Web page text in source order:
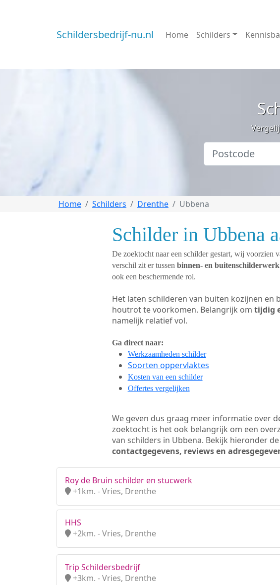
Schildersbedrijf-nu.nl Home Schilders
Home Schilders Drenthe Ubbena
Schilder in Ubbena
De zoektocht naar een schilder gestart, wij voorzien
verschil zit er tussen binnen- en buitenschilderwerk
ook een beschermende rol.
Het laten schilderen van buiten kozijnen
houtrot te voorkomen. Belangrijk om tijdig
namelijk relatief vol.
Ga direct naar:
Werkzaamheden schilder
Soorten oppervlaktes
Kosten van een schilder
Offertes vergelijken
We geven dus graag meer informatie over
zoektocht is het ook belangrijk om een
van schilders in Ubbena. Bekijk hieronder
contactgegevens, reviews en
Roy de Bruin schilder en stucwerk
+1km. - Vries, Drenthe
HHS
+2km. - Vries, Drenthe
Trip Schildersbedrijf
+3km. - Vries, Drenthe